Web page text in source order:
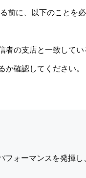
前に、以下のことを
の支店と一致してい
確認してください。
フォーマンスを発揮し